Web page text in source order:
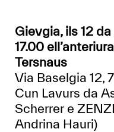
Gievgia, ils 12
17.00
Tersnaus
Via Baselgia 12,
Cun Lavurs da
Scherrer e
Andrina Hauri)